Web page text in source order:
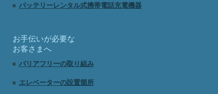
バッテリーレンタル式携帯電話充電機器
お手伝いが必要な
お客さまへ
バリアフリーの取り組み
エレベーターの設置箇所